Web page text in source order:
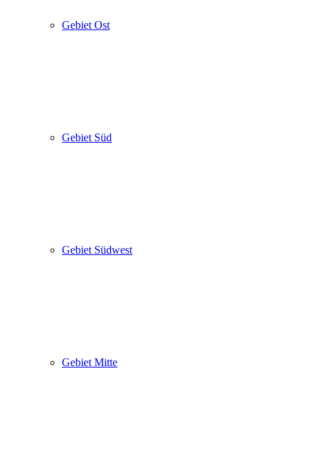
Gebiet Ost
Gebiet Süd
Gebiet Südwest
Gebiet Mitte